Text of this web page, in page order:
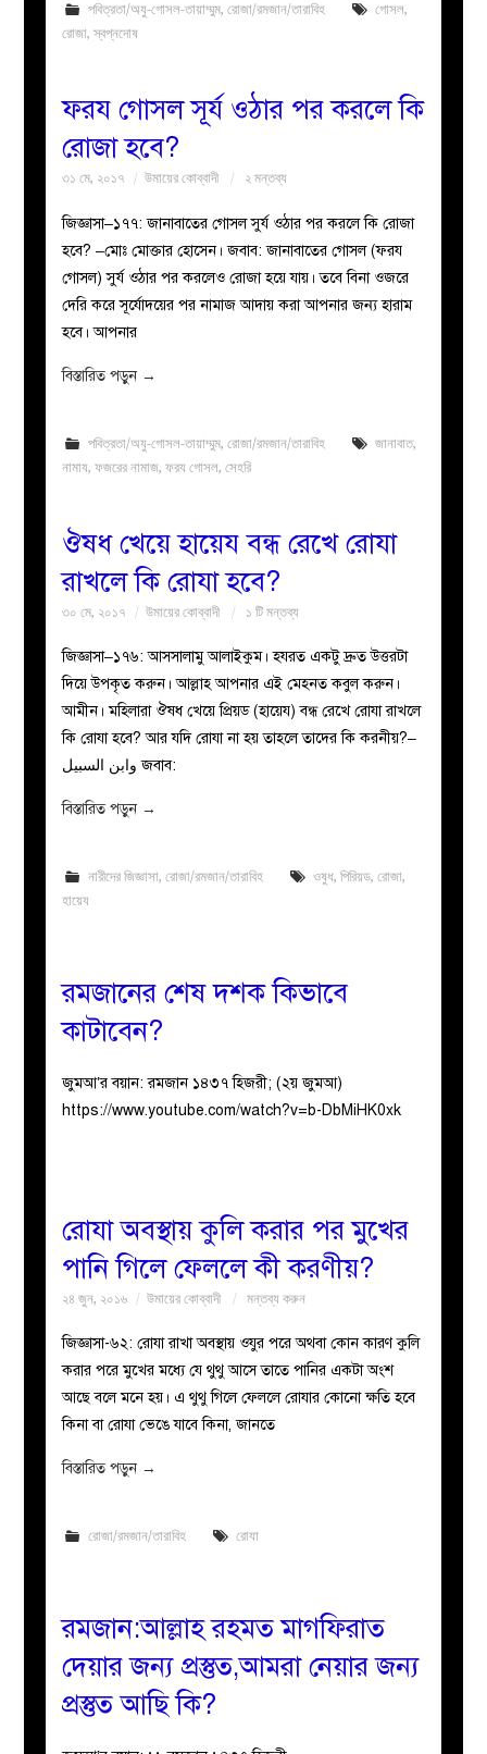
পবিত্রতা/অযু-গোসল-তায়াম্মুম, রোজা/রমজান/তারাবিহ গোসল,
রোজা,স্বপ্নদোষ
ফরয গোসল সূর্য ওঠার পর করলে কি
রোজা হবে?
৩১ মে, ২০১৭ উমায়ের কোব্বাদী ২ মন্তব্য
জিজ্ঞাসা–১৭৭: জানাবাতের গোসল সুর্য ওঠার পর করলে কি রোজা
হবে? –মোঃ মোক্তার হোসেন। জবাব: জানাবাতের গোসল (ফরয
গোসল) সুর্য ওঠার পর করলেও রোজা হয়ে যায়। তবে বিনা ওজরে
দেরি করে সূর্যোদয়ের পর নামাজ আদায় করা আপনার জন্য হারাম
হবে। আপনার
বিস্তারিত পড়ুন →
পবিত্রতা/অযু-গোসল-তায়াম্মুম, রোজা/রমজান/তারাবিহ জানাবাত,
নামায,ফজরের নামাজ,ফরয গোসল,সেহরি
ঔষধ খেয়ে হায়েয বন্ধ রেখে রোযা
রাখলে কি রোযা হবে?
৩০ মে, ২০১৭ উমায়ের কোব্বাদী ১ টি মন্তব্য
জিজ্ঞাসা–১৭৬: আসসালামু আলাইকুম। হযরত একটু দ্রুত উত্তরটা
দিয়ে উপকৃত করুন। আল্লাহ আপনার এই মেহনত কবুল করুন।
আমীন। মহিলারা ঔষধ খেয়ে প্রিয়ড (হায়েয) বন্ধ রেখে রোযা রাখলে
কি রোযা হবে? আর যদি রোযা না হয় তাহলে তাদের কি করনীয়?–
وابن السبيل জবাব:
বিস্তারিত পড়ুন →
নারীদের জিজ্ঞাসা, রোজা/রমজান/তারাবিহ ওষুধ, পিরিয়ড, রোজা,
হায়েয
রমজানের শেষ দশক কিভাবে
কাটাবেন?
জুমআ’র বয়ান: রমজান ১৪৩৭ হিজরী; (২য় জুমআ)
https://www.youtube.com/watch?v=b-DbMiHK0xk
রোযা অবস্থায় কুলি করার পর মুখের
পানি গিলে ফেললে কী করণীয়?
২৪ জুন, ২০১৬ উমায়ের কোব্বাদী মন্তব্য করুন
জিজ্ঞাসা-৬২: রোযা রাখা অবস্থায় ওযুর পরে অথবা কোন কারণ কুলি
করার পরে মুখের মধ্যে যে থুথু আসে তাতে পানির একটা অংশ
আছে বলে মনে হয়। এ থুথু গিলে ফেললে রোযার কোনো ক্ষতি হবে
কিনা বা রোযা ভেঙে যাবে কিনা, জানতে
বিস্তারিত পড়ুন →
রোজা/রমজান/তারাবিহ রোযা
রমজান:আল্লাহ রহমত মাগফিরাত
দেয়ার জন্য প্রস্তুত,আমরা নেয়ার জন্য
প্রস্তুত আছি কি?